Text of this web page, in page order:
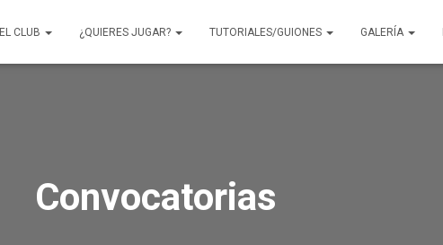
EL CLUB ¿QUIERES JUGAR? TUTORIALES/GUIONES GALERÍA
Convocatorias